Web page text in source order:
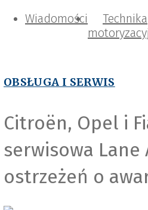
Wiadomości
Technika
OBSŁUGA I SERWIS
Citroën, Opel i
serwisowa Lane
ostrzeżeń o